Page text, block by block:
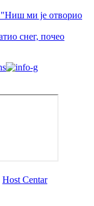
ми је отворио
снег, почео
Host Centar